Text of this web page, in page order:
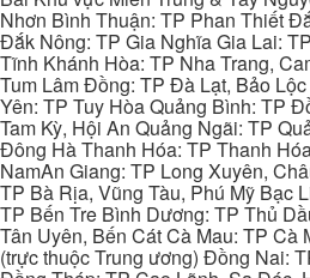
Nhơn Bình Thuận: TP Phan Thiết
Đắk Nông: TP Gia Nghĩa Gia Lai:
Tĩnh Khánh Hòa: TP Nha Trang,
Tum Lâm Đồng: TP Đà Lạt, Bảo
Yên: TP Tuy Hòa Quảng Bình: TP
Tam Kỳ, Hội An Quảng Ngãi: TP
Đông Hà Thanh Hóa: TP Thanh
NamAn Giang: TP Long Xuyên,
TP Bà Rịa, Vũng Tàu, Phú Mỹ Bạc
TP Bến Tre Bình Dương: TP Thủ
Tân Uyên, Bến Cát Cà Mau: TP Cà
(trực thuộc Trung ương) Đồng Nai: